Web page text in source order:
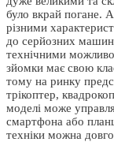
було вкрай погане.
різними
до серйозних машин
технічними
зйомки має свою
тому на ринку
трікоптер,
моделі може
смартфона або
техніки можна